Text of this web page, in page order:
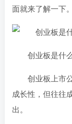
面就来了解一下。
创业板是什
创业板上市
成长性，但往往
出。